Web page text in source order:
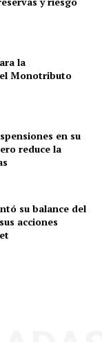
la
Monotributo
en su
reduce la
su balance del
acciones